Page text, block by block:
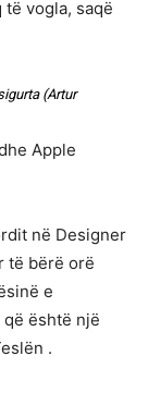
vogla, saqë
(Artur
Apple
në Designer
të bërë orë
e
është një
.